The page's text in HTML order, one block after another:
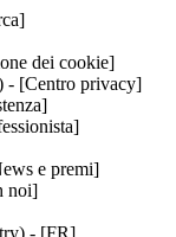
dei cookie]
- [Centro privacy]
e premi]
noi]
- [FR]